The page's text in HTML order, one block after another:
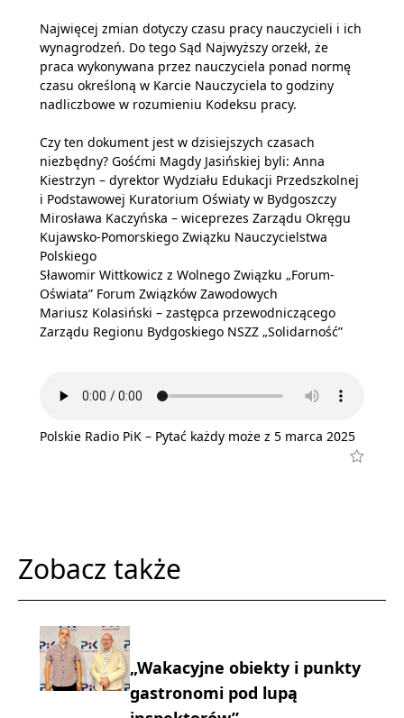
Najwięcej zmian dotyczy czasu pracy nauczycieli i ich
wynagrodzeń. Do tego Sąd Najwyższy orzekł, że
praca wykonywana przez nauczyciela ponad normę
czasu określoną w Karcie Nauczyciela to godziny
nadliczbowe w rozumieniu Kodeksu pracy.
Czy ten dokument jest w dzisiejszych czasach
niezbędny? Gośćmi Magdy Jasińskiej byli: Anna
Kiestrzyn – dyrektor Wydziału Edukacji Przedszkolnej
i Podstawowej Kuratorium Oświaty w Bydgoszczy
Mirosława Kaczyńska – wiceprezes Zarządu Okręgu
Kujawsko-Pomorskiego Związku Nauczycielstwa
Polskiego
Sławomir Wittkowicz z Wolnego Związku „Forum-
Oświata” Forum Związków Zawodowych
Mariusz Kolasiński – zastępca przewodniczącego
Zarządu Regionu Bydgoskiego NSZZ „Solidarność”
Polskie Radio PiK – Pytać każdy może z 5 marca 2025
Zobacz także
„Wakacyjne obiekty i punkty
gastronomi pod lupą